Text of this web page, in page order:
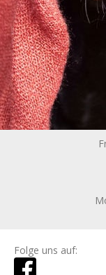
Folge uns auf: